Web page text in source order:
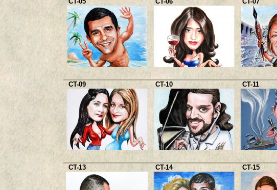
CT-09 CT-10 CT-11
CT-13 CT-14 CT-15